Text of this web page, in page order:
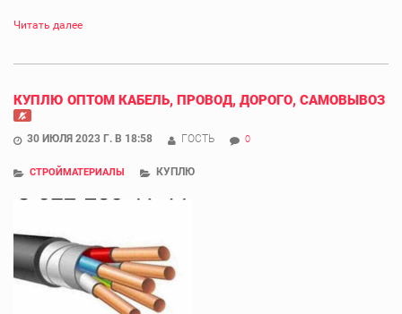
Читать далее
КУПЛЮ ОПТОМ КАБЕЛЬ, ПРОВОД, ДОРОГО, САМОВЫВОЗ
30 ИЮЛЯ 2023 Г. В 18:58 ГОСТЬ 0
СТРОЙМАТЕРИАЛЫ КУПЛЮ